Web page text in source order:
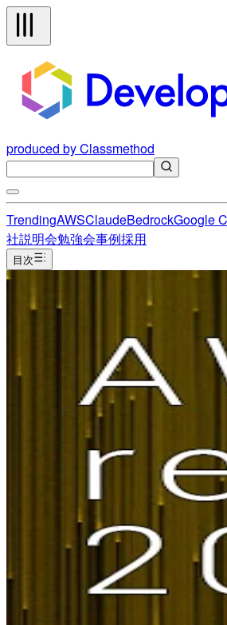
produced by Classmethod
TrendingAWSClaudeBedrockGoogle
社説明会勉強会事例採用
目次